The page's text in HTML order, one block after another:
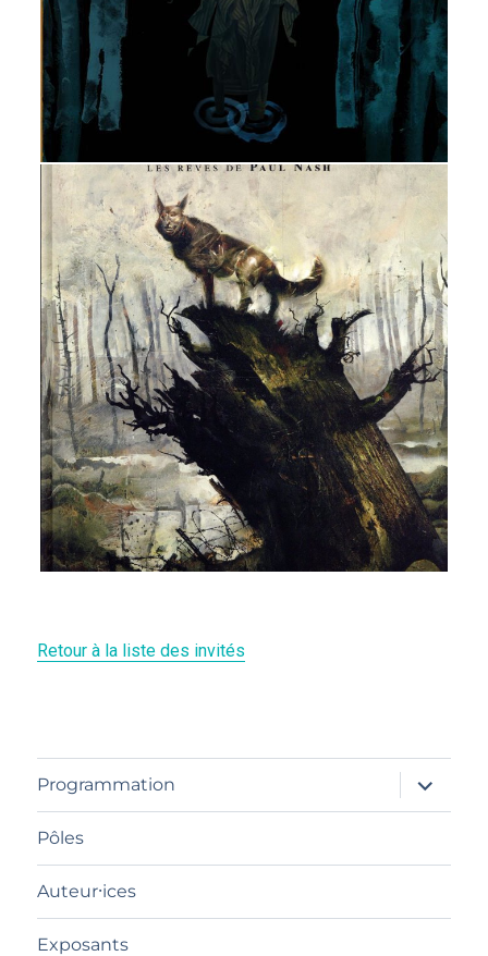
Retour à la liste des invités
Programmation
ouvrir
le
sous-
Pôles
Auteur⸱ices
Exposants